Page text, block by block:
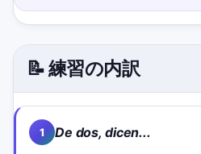
📝 練習の内訳
1 De dos, dicen...